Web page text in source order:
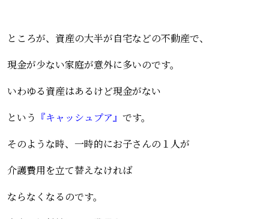
ところが、資産の大半が自宅などの不動産で、
現金が少ない家庭が意外に多いのです。
いわゆる資産はあるけど現金がない
という 『キャッシュプア』 です。
そのような時、一時的にお子さんの１人が
介護費用を立て替えなければ
ならなくなるのです。